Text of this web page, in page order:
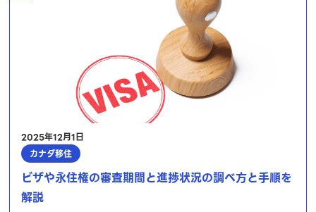
2025年12月1日
カナダ移住
ビザや永住権の審査期間と進捗状況の調べ方と手順を
解説